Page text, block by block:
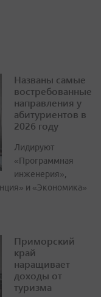
Названы самые
востребованные
направления у
абитуриентов в
2026 году
Лидируют
«Программная
инженерия»,
и «Экономика»
Приморский
край
наращивает
доходы от
туризма